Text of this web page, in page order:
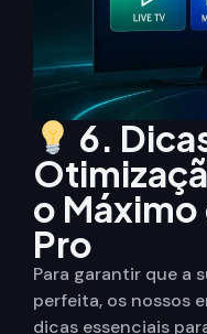
6.
o
Pro
Para garantir que a
perfeita, os nossos
dicas essenciais